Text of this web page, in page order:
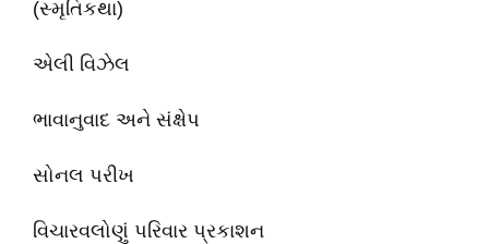
(સ્મૃતિકથા)
એલી વિઝેલ
ભાવાનુવાદ અને સંક્ષેપ
સોનલ પરીખ
વિચારવલોણું પરિવાર પ્રકાશન